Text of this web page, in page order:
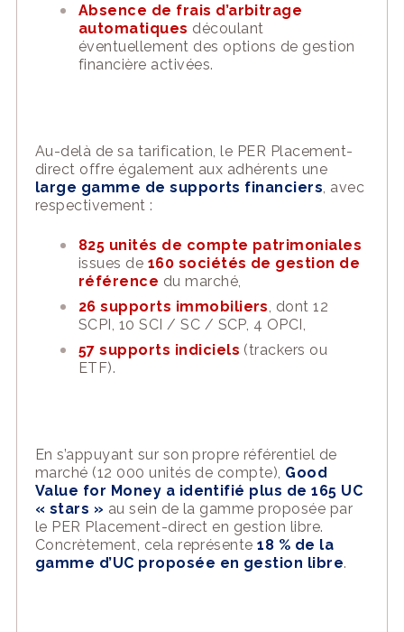
Absence de frais d’arbitrage
automatiques découlant
éventuellement des options de gestion
financière activées.
Au-delà de sa tarification, le PER Placement-
direct offre également aux adhérents une
large gamme de supports financiers, avec
respectivement :
825 unités de compte patrimoniales
issues de 160 sociétés de gestion de
référence du marché,
26 supports immobiliers, dont 12
SCPI, 10 SCI / SC / SCP, 4 OPCI,
57 supports indiciels (trackers ou
ETF).
En s’appuyant sur son propre référentiel de
marché (12 000 unités de compte), Good
Value for Money a identifié plus de 165 UC
« stars » au sein de la gamme proposée par
le PER Placement-direct en gestion libre.
Concrètement, cela représente18 % de la
gamme d’UC proposée en gestion libre.